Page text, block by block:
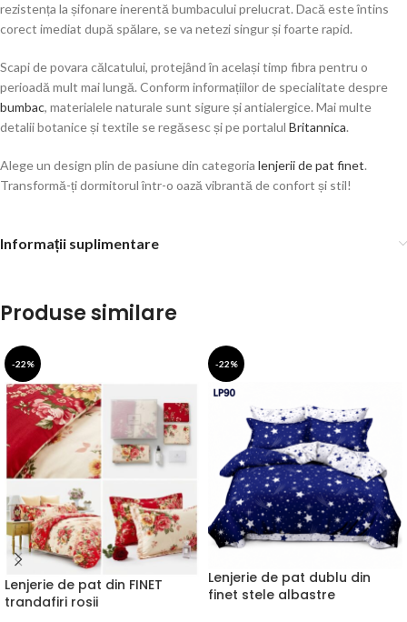
rezistența la șifonare inerentă bumbacului prelucrat. Dacă este întins
corect imediat după spălare, se va netezi singur și foarte rapid.
Scapi de povara călcatului, protejând în același timp fibra pentru o
perioadă mult mai lungă. Conform informațiilor de specialitate despre
bumbac, materialele naturale sunt sigure și antialergice. Mai multe
detalii botanice și textile se regăsesc și pe portalul Britannica.
Alege un design plin de pasiune din categoria lenjerii de pat finet.
Transformă-ți dormitorul într-o oază vibrantă de confort și stil!
Informații suplimentare
Produse similare
-22%
Lenjerie de pat din FINET
trandafiri rosii
-22%
Lenjerie de pat dublu din
finet stele albastre